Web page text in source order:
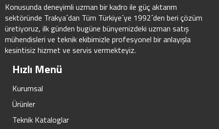
Konusunda deneyimli uzman bir kadro ile güç aktarım
sektöründe Trakya´dan Tüm Türkiye´ye 1992´den beri çözüm
üretiyoruz, ilk günden bugüne bünyemizdeki uzman satış
mühendisleri ve teknik ekibimizle profesyonel bir anlayışla
kesintisiz hizmet ve servis vermekteyiz.
Hızlı Menü
Kurumsal
Ürünler
Teknik Kataloglar